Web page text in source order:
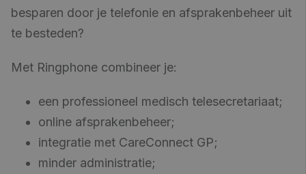
besparen door je telefonie en afsprakenbeheer uit
te besteden?
Met Ringphone combineer je:
een professioneel medisch telesecretariaat;
online afsprakenbeheer;
integratie met CareConnect GP;
minder administratie;